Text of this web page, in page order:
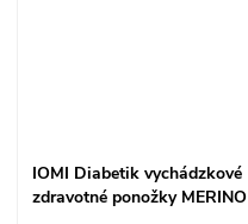
IOMI Diabetik vychádzkové
zdravotné ponožky MERINO